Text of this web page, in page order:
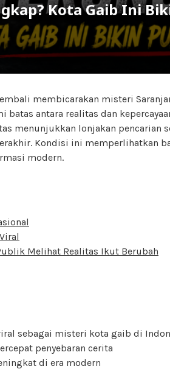
Kota Gaib Ini
membicarakan misteri
antara realitas dan
menunjukkan lonjakan pencarian
Kondisi ini memperlihatkan
modern.
Melihat Realitas Ikut Berubah
sebagai misteri kota gaib di
penyebaran cerita
di era modern